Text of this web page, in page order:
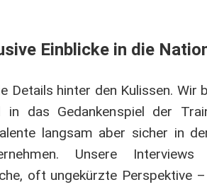
Einblicke in die
hinter den Kulissen. Wir
in das Gedankenspiel der
langsam aber sicher in
Unsere
oft ungekürzte Perspektive